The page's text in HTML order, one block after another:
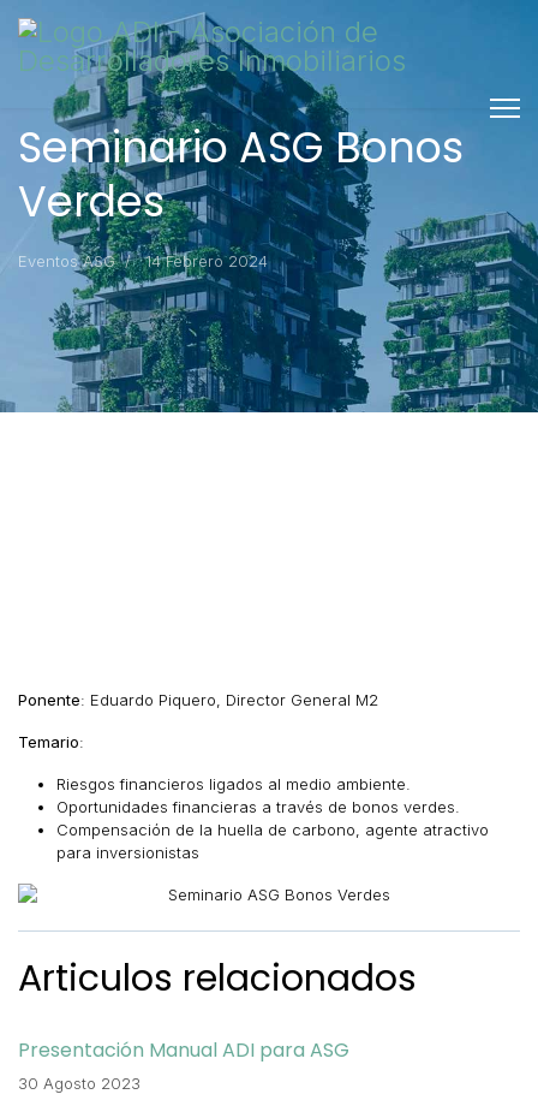
Seminario ASG Bonos
Verdes
Eventos ASG 14 Febrero 2024
Ponente: Eduardo Piquero, Director General M2
Temario:
Riesgos financieros ligados al medio ambiente.
Oportunidades financieras a través de bonos verdes.
Compensación de la huella de carbono, agente atractivo
para inversionistas
Articulos relacionados
Presentación Manual ADI para ASG
30 Agosto 2023